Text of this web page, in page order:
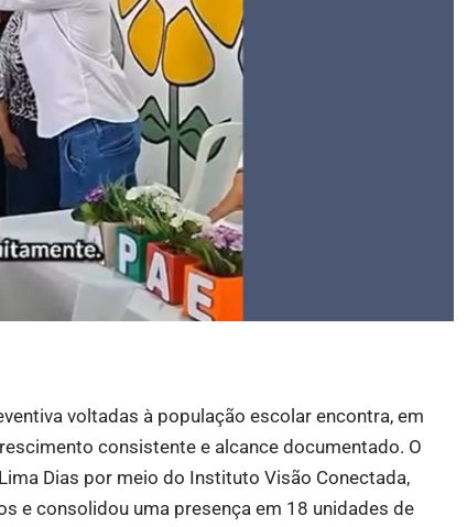
voltadas à população escolar encontra, em
consistente e alcance documentado. O
Dias por meio do Instituto Visão Conectada,
e consolidou uma presença em 18 unidades de